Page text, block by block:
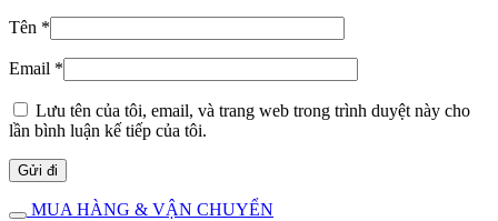
Tên *
Email *
Lưu tên của tôi, email, và trang web trong trình duyệt này cho
lần bình luận kế tiếp của tôi.
MUA HÀNG & VẬN CHUYỂN